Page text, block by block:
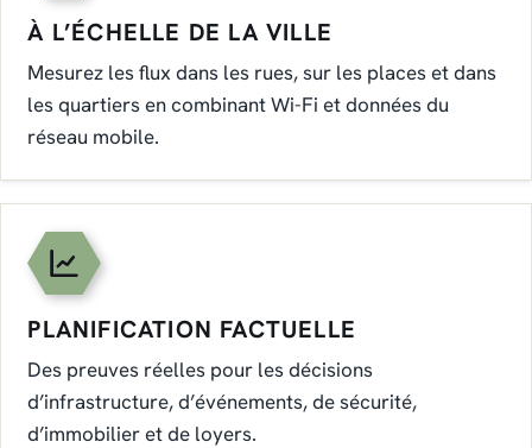
À L’ÉCHELLE DE LA VILLE
Mesurez les flux dans les rues, sur les places et dans
les quartiers en combinant Wi-Fi et données du
réseau mobile.
PLANIFICATION FACTUELLE
Des preuves réelles pour les décisions
d’infrastructure, d’événements, de sécurité,
d’immobilier et de loyers.